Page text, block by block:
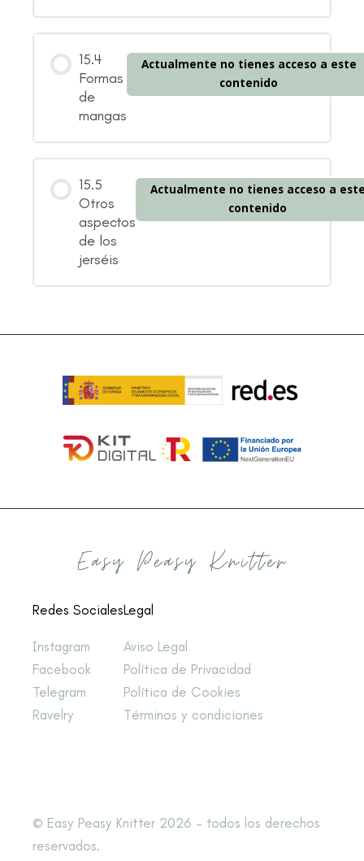
15.4
Formas
de
mangas
Actualmente no tienes acceso a este
contenido
15.5
Otros
aspectos
de los
jerséis
Actualmente no tienes acceso a
contenido
Redes Sociales
Instagram
Facebook
Telegram
Ravelry
Legal
Aviso Legal
Política de Privacidad
Política de Cookies
Términos y condiciones
© Easy Peasy Knitter 2026 – todos los derechos
reservados.